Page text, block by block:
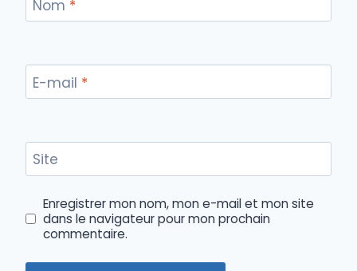
Nom *
E-mail *
Site
Enregistrer mon nom, mon e-mail et mon site
dans le navigateur pour mon prochain
commentaire.